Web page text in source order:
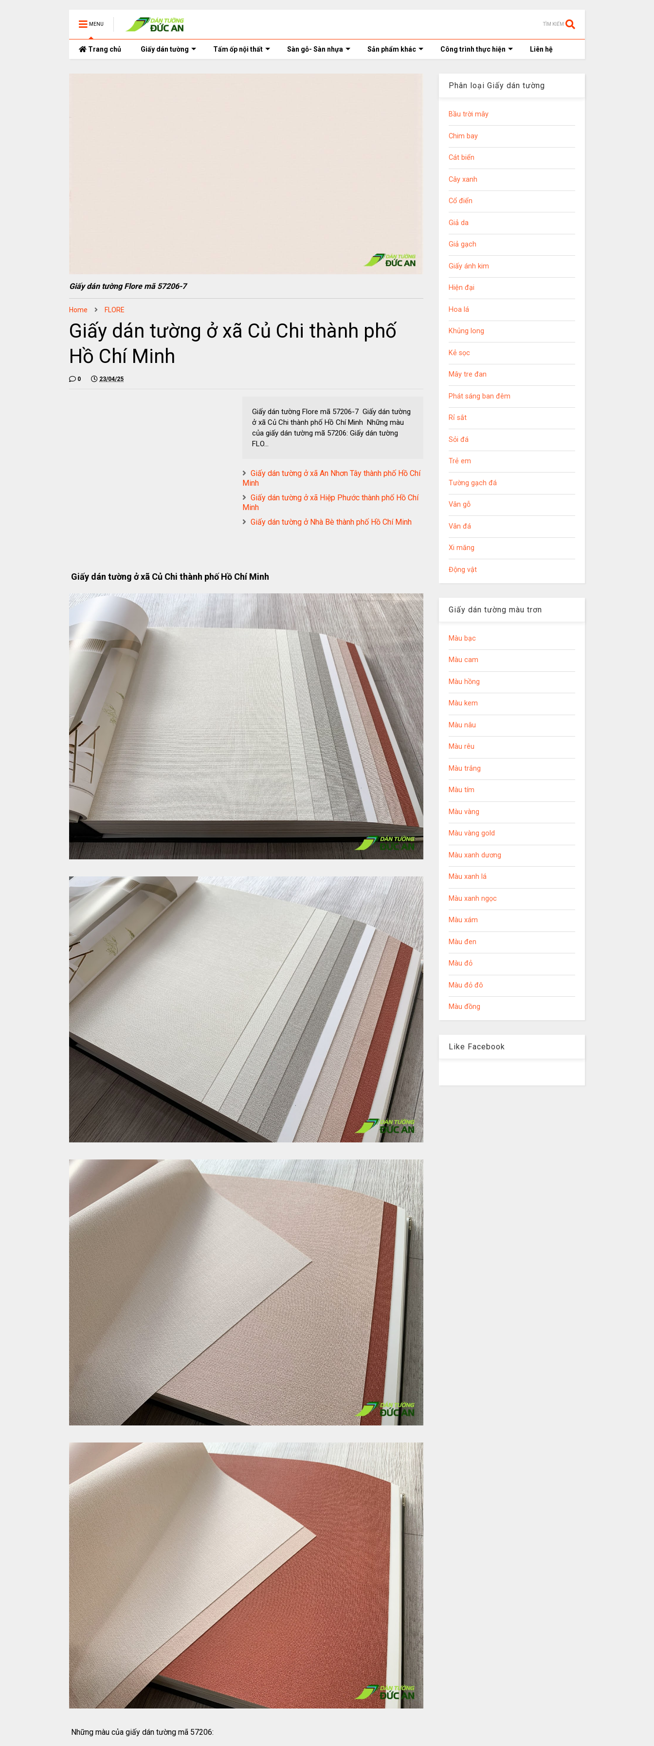
MENU TÌM KIẾM
Trang chủ Giấy dán tường Tấm ốp nội thất Sàn gỗ- Sàn nhựa Sản phẩm khác Công trình thực hiện Liên hệ
Giấy dán tường Flore mã 57206-7
Home FLORE
Giấy dán tường ở xã Củ Chi thành phố
Hồ Chí Minh
0 23/04/25
Giấy dán tường Flore mã 57206-7 Giấy dán tường
ở xã Củ Chi thành phố Hồ Chí Minh Những màu
của giấy dán tường mã 57206: Giấy dán tường
FLO...
Giấy dán tường ở xã An Nhơn Tây thành phố Hồ Chí
Minh
Giấy dán tường ở xã Hiệp Phước thành phố Hồ Chí
Minh
Giấy dán tường ở Nhà Bè thành phố Hồ Chí Minh
Giấy dán tường ở xã Củ Chi thành phố Hồ Chí Minh
Những màu của giấy dán tường mã 57206:
Phân loại Giấy dán tường
Bầu trời mây
Chim bay
Cát biển
Cây xanh
Cổ điển
Giả da
Giả gạch
Giấy ánh kim
Hiện đại
Hoa lá
Khủng long
Kẻ sọc
Mây tre đan
Phát sáng ban đêm
Rỉ sắt
Sỏi đá
Trẻ em
Tường gạch đá
Vân gỗ
Vân đá
Xi măng
Động vật
Giấy dán tường màu trơn
Màu bạc
Màu cam
Màu hồng
Màu kem
Màu nâu
Màu rêu
Màu trắng
Màu tím
Màu vàng
Màu vàng gold
Màu xanh dương
Màu xanh lá
Màu xanh ngọc
Màu xám
Màu đen
Màu đỏ
Màu đỏ đô
Màu đồng
Like Facebook